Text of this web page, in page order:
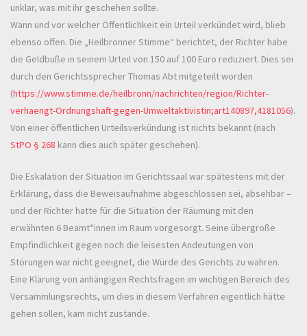
unklar, was mit ihr geschehen sollte.
Wann und vor welcher Öffentlichkeit ein Urteil verkündet wird, blieb
ebenso offen. Die „Heilbronner Stimme“ berichtet, der Richter habe
die Geldbuße in seinem Urteil von 150 auf 100 Euro reduziert. Dies sei
durch den Gerichtssprecher Thomas Abt mitgeteilt worden
(https://www.stimme.de/heilbronn/nachrichten/region/Richter-
verhaengt-Ordnungshaft-gegen-Umweltaktivistin;art140897,4181056).
Von einer öffentlichen Urteilsverkündung ist nichts bekannt (nach
StPO § 268 kann dies auch später geschehen).
Die Eskalation der Situation im Gerichtssaal war spätestens mit der
Erklärung, dass die Beweisaufnahme abgeschlossen sei, absehbar –
und der Richter hatte für die Situation der Räumung mit den
erwähnten 6 Beamt*innen im Raum vorgesorgt. Seine übergroße
Empfindlichkeit gegen noch die leisesten Andeutungen von
Störungen war nicht geeignet, die Würde des Gerichts zu wahren.
Eine Klärung von anhängigen Rechtsfragen im wichtigen Bereich des
Versammlungsrechts, um dies in diesem Verfahren eigentlich hätte
gehen sollen, kam nicht zustande.